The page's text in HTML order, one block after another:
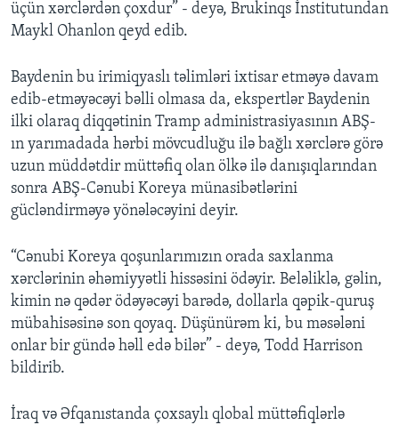
üçün xərclərdən çoxdur” - deyə, Brukinqs İnstitutundan
Maykl Ohanlon qeyd edib.
Baydenin bu irimiqyaslı təlimləri ixtisar etməyə davam
edib-etməyəcəyi bəlli olmasa da, ekspertlər Baydenin
ilki olaraq diqqətinin Tramp administrasiyasının ABŞ-
ın yarımadada hərbi mövcudluğu ilə bağlı xərclərə görə
uzun müddətdir müttəfiq olan ölkə ilə danışıqlarından
sonra ABŞ-Cənubi Koreya münasibətlərini
gücləndirməyə yönələcəyini deyir.
“Cənubi Koreya qoşunlarımızın orada saxlanma
xərclərinin əhəmiyyətli hissəsini ödəyir. Beləliklə, gəlin,
kimin nə qədər ödəyəcəyi barədə, dollarla qəpik-quruş
mübahisəsinə son qoyaq. Düşünürəm ki, bu məsələni
onlar bir gündə həll edə bilər” - deyə, Todd Harrison
bildirib.
İraq və Əfqanıstanda çoxsaylı qlobal müttəfiqlərlə